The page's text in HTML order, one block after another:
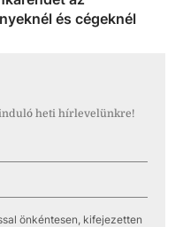
és cégeknél
heti hírlevelünkre!
önkéntesen, kifejezetten